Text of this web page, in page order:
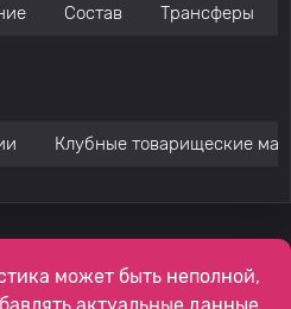
Состав Трансферы
Клубные товарищеские
может быть неполной,
актуальные данные.